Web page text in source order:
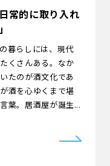
常的に取り入れ
暮らしには、現代
くさんある。なか
たのが酒文化であ
酒を心ゆくまで堪
葉。居酒屋が誕生...